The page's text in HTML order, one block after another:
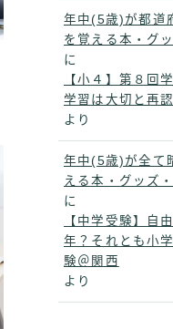
年中(5歳)が都道
を覚える本・グ
に
【小４】第８回
学習は大切と再
より
年中(5歳)が全て
える本・グッズ
に
【中学受験】自
年？それとも小
験＠関西
より